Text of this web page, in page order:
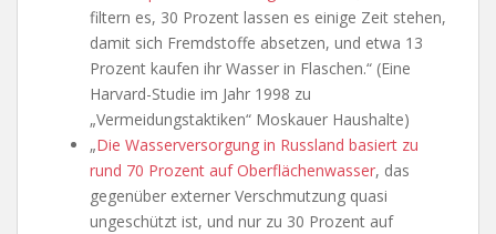
filtern es, 30 Prozent lassen es einige Zeit stehen,
damit sich Fremdstoffe absetzen, und etwa 13
Prozent kaufen ihr Wasser in Flaschen.“ (Eine
Harvard-Studie im Jahr 1998 zu
„Vermeidungstaktiken“ Moskauer Haushalte)
„Die Wasserversorgung in Russland basiert zu
rund 70 Prozent auf Oberflächenwasser, das
gegenüber externer Verschmutzung quasi
ungeschützt ist, und nur zu 30 Prozent auf